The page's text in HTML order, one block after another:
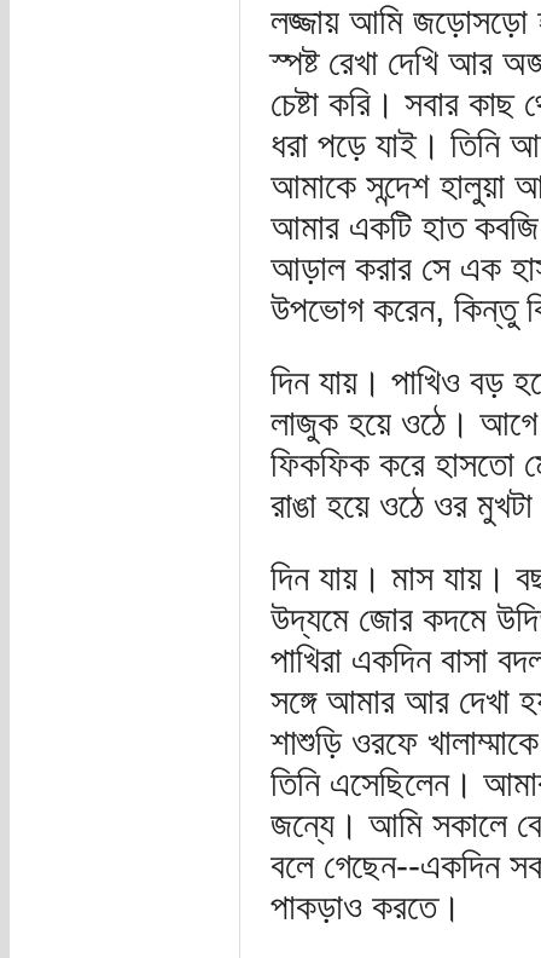
লজ্জায় আমি জড়োসড়ো
স্পষ্ট রেখা দেখি আর
চেষ্টা করি। সবার
ধরা পড়ে যাই। তিনি
আমাকে সন্দেশ
আমার একটি হাত
আড়াল করার সে এক
উপভোগ করেন, কিন্তু
দিন যায়। পাখিও বড়
লাজুক হয়ে ওঠে। আগে
ফিকফিক করে হাসতো
রাঙা হয়ে ওঠে ওর
দিন যায়। মাস যায়।
উদ্যমে জোর কদমে
পাখিরা একদিন বাসা
সঙ্গে আমার আর দেখা
শাশুড়ি ওরফে
তিনি এসেছিলেন।
জন্যে। আমি সকালে
বলে গেছেন--একদিন
পাকড়াও করতে।